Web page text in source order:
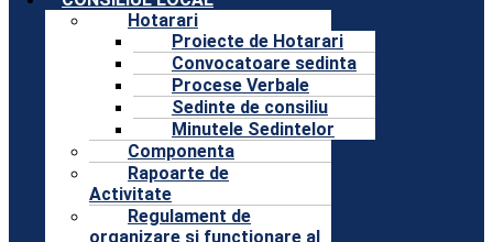
Hotarari
Proiecte de Hotarari
Convocatoare sedinta
Procese Verbale
Sedinte de consiliu
Minutele Sedintelor
Componenta
Rapoarte de
Activitate
Regulament de
organizare și funcționare al